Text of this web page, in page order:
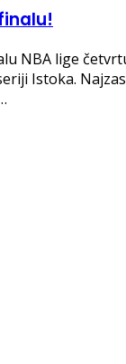
NBA lige
Istoka.